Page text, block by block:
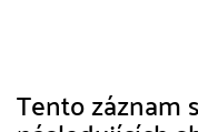
Tento záznam